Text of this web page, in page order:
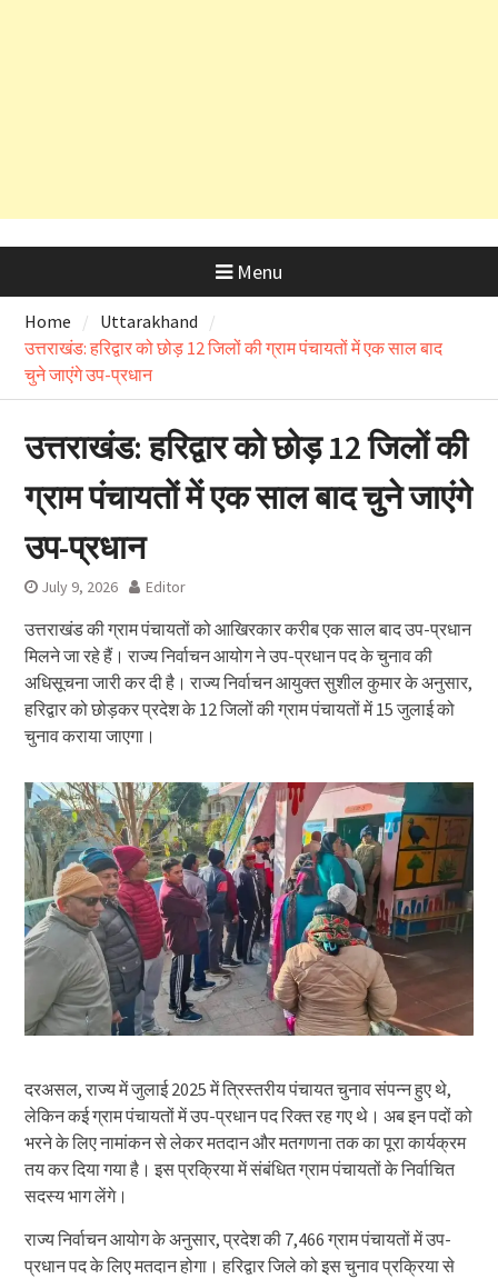
Menu
Home
Uttarakhand
उत्तराखंड: हरिद्वार को छोड़ 12 जिलों की ग्राम पंचायतों में एक साल बाद
चुने जाएंगे उप-प्रधान
उत्तराखंड: हरिद्वार को छोड़ 12 जिलों की
ग्राम पंचायतों में एक साल बाद चुने जाएंगे
उप-प्रधान
July 9, 2026 Editor
उत्तराखंड की ग्राम पंचायतों को आखिरकार करीब एक साल बाद उप-प्रधान
मिलने जा रहे हैं। राज्य निर्वाचन आयोग ने उप-प्रधान पद के चुनाव की
अधिसूचना जारी कर दी है। राज्य निर्वाचन आयुक्त सुशील कुमार के अनुसार,
हरिद्वार को छोड़कर प्रदेश के 12 जिलों की ग्राम पंचायतों में 15 जुलाई को
चुनाव कराया जाएगा।
दरअसल, राज्य में जुलाई 2025 में त्रिस्तरीय पंचायत चुनाव संपन्न हुए थे,
लेकिन कई ग्राम पंचायतों में उप-प्रधान पद रिक्त रह गए थे। अब इन पदों को
भरने के लिए नामांकन से लेकर मतदान और मतगणना तक का पूरा कार्यक्रम
तय कर दिया गया है। इस प्रक्रिया में संबंधित ग्राम पंचायतों के निर्वाचित
सदस्य भाग लेंगे।
राज्य निर्वाचन आयोग के अनुसार, प्रदेश की 7,466 ग्राम पंचायतों में उप-
प्रधान पद के लिए मतदान होगा। हरिद्वार जिले को इस चुनाव प्रक्रिया से